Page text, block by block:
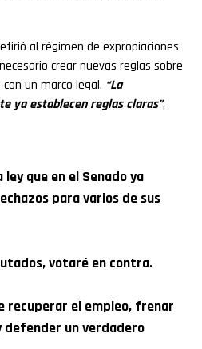
al régimen de expropiaciones
crear nuevas reglas sobre
un marco legal. “La
ya establecen reglas claras”,
ley que en el Senado ya
para varios de sus
votaré en contra.
recuperar el empleo, frenar
defender un verdadero